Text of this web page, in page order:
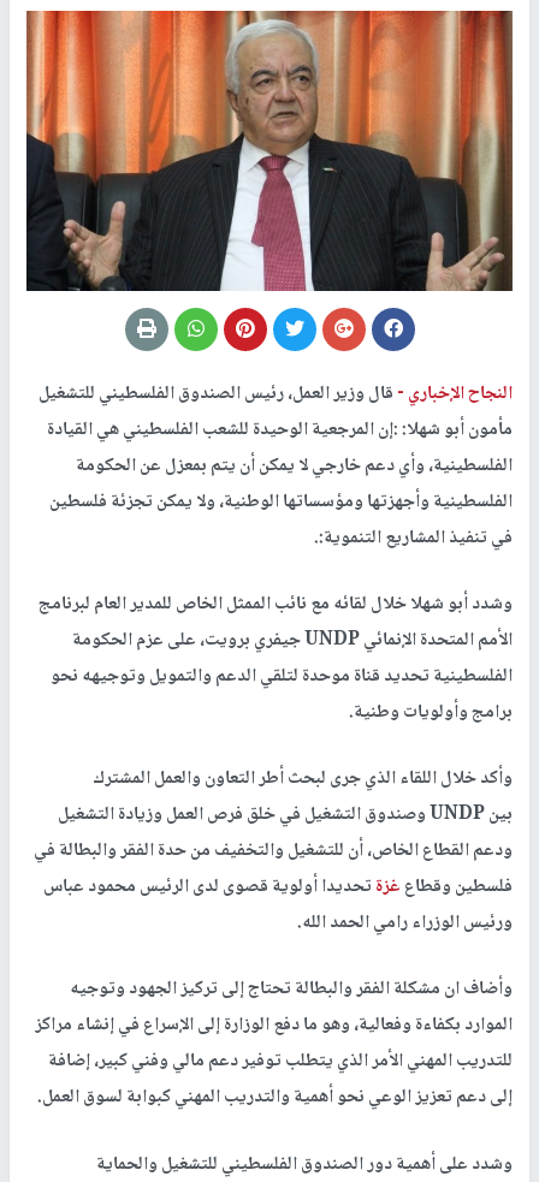
النجاح الإخباري -قال وزير العمل، رئيس الصندوق الفلسطيني للتشغيل
مأمون أبو شهلا: :إن المرجعية الوحيدة للشعب الفلسطيني هي القيادة
الفلسطينية، وأي دعم خارجي لا يمكن أن يتم بمعزل عن الحكومة
الفلسطينية وأجهزتها ومؤسساتها الوطنية، ولا يمكن تجزئة فلسطين
في تنفيذ المشاريع التنموية:.
وشدد أبو شهلا خلال لقائه مع نائب الممثل الخاص للمدير العام لبرنامج
الأمم المتحدة الإنمائي UNDP جيفري برويت، على عزم الحكومة
الفلسطينية تحديد قناة موحدة لتلقي الدعم والتمويل وتوجيهه نحو
برامج وأولويات وطنية.
وأكد خلال اللقاء الذي جرى لبحث أطر التعاون والعمل المشترك
بين UNDP وصندوق التشغيل في خلق فرص العمل وزيادة التشغيل
ودعم القطاع الخاص، أن للتشغيل والتخفيف من حدة الفقر والبطالة في
فلسطين وقطاعغزةتحديدا أولوية قصوى لدى الرئيس محمود عباس
ورئيس الوزراء رامي الحمد الله.
وأضاف ان مشكلة الفقر والبطالة تحتاج إلى تركيز الجهود وتوجيه
الموارد بكفاءة وفعالية، وهو ما دفع الوزارة إلى الإسراع في إنشاء مراكز
للتدريب المهني الأمر الذي يتطلب توفير دعم مالي وفني كبير، إضافة
إلى دعم تعزيز الوعي نحو أهمية والتدريب المهني كبوابة لسوق العمل.
وشدد على أهمية دور الصندوق الفلسطيني للتشغيل والحماية